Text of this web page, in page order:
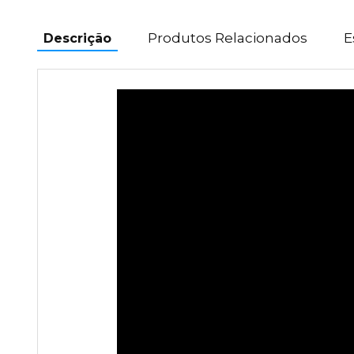
Descrição Produtos Relacionados